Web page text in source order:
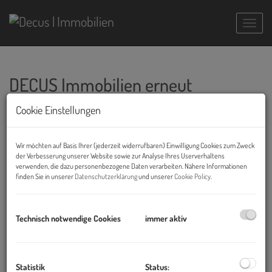
DECUS Immobilien erneut
ausgezeichnet. Aufnahme in die
FindMyHome.at Hall of Fame.
12.05.2025, 09:44
2025 entwickelt sich zum besonderen Jahr für DECUS Immobilien. Wir
freuen uns, nach bereits zwei großartigen Auszeichnungen, nun auch in
Österreichs.
authentischen Bewertungen und Erfahrungen unserer
Cookie Einstellungen
Wir möchten auf Basis Ihrer (jederzeit widerrufbaren) Einwilligung Cookies zum Zweck
der Verbesserung unserer Website sowie zur Analyse Ihres Userverhaltens
verwenden, die dazu personenbezogene Daten verarbeiten. Nähere Informationen
finden Sie in unserer Datenschutzerklärungund unsererCookie Policy
Technisch notwendige Cookies immer aktiv
Statistik
Status: